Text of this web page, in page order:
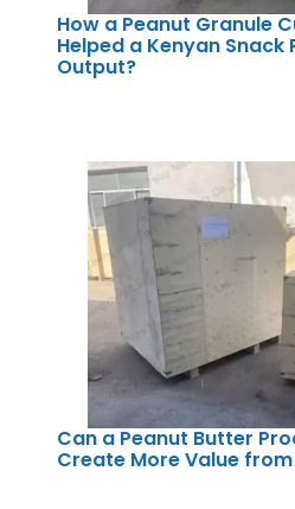
How a Peanut Granule
Helped a Kenyan
Output?
Can a Peanut Butter
Create More Value